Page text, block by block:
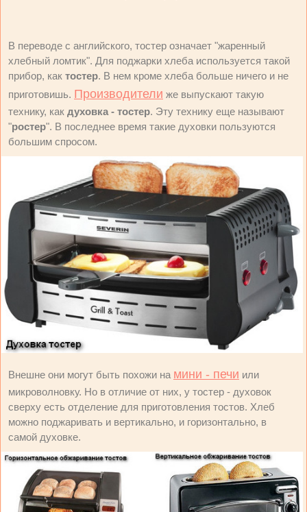
В переводе с английского, тостер означает "жаренный
хлебный ломтик". Для поджарки хлеба используется такой
прибор, как тостер. В нем кроме хлеба больше ничего и не
приготовишь. Производители же выпускают такую
технику, как духовка - тостер. Эту технику еще называют
"ростер". В последнее время такие духовки пользуются
большим спросом.
Внешне они могут быть похожи на мини - печи или
микроволновку. Но в отличие от них, у тостер - духовок
сверху есть отделение для приготовления тостов. Хлеб
можно поджаривать и вертикально, и горизонтально, в
самой духовке.